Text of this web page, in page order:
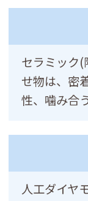
セラミック
せ物は、密
性、噛み合
人工ダイヤ